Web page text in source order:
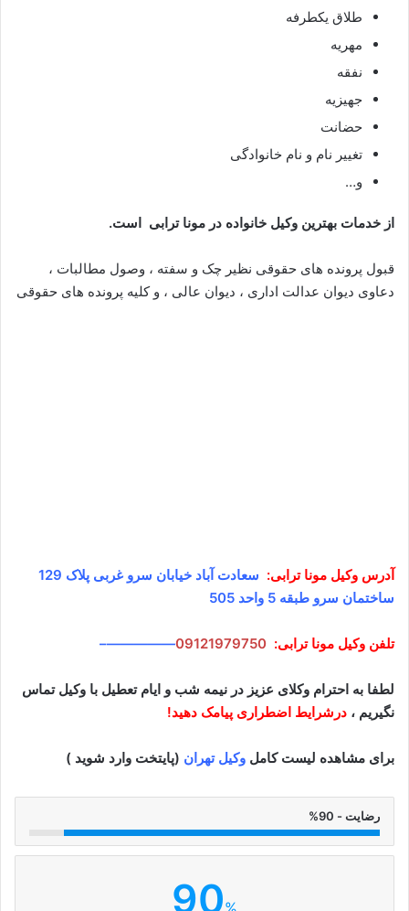
طلاق یکطرفه
مهریه
نفقه
جهیزیه
حضانت
تغییر نام و نام خانوادگی
و…
از خدمات بهترین وکیل خانواده در مونا ترابی است.
قبول پرونده های حقوقی نظیر چک و سفته ، وصول مطالبات ،
دعاوی دیوان عدالت اداری ، دیوان عالی ، و کلیه پرونده های حقوقی
آدرس وکیل مونا ترابی:
سعادت آباد خیابان سرو غربی پلاک 129
ساختمان سرو طبقه 5 واحد 505
تلفن وکیل مونا ترابی:
09121979750
—————–
لطفا به احترام وکلای عزیز در نیمه شب و ایام تعطیل با وکیل تماس
نگیریم ، درشرایط اضطراری پیامک دهید!
برای مشاهده لیست کامل وکیل تهران (پایتخت وارد شوید )
رضایت - 90%
90